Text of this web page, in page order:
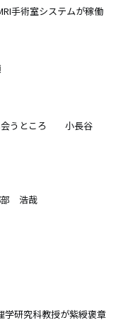
手術室システムが稼働
会うところ 小長谷
部 浩哉
研究科教授が紫綬褒章